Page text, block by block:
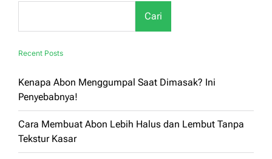
Cari
Recent Posts
Kenapa Abon Menggumpal Saat Dimasak? Ini
Penyebabnya!
Cara Membuat Abon Lebih Halus dan Lembut Tanpa
Tekstur Kasar